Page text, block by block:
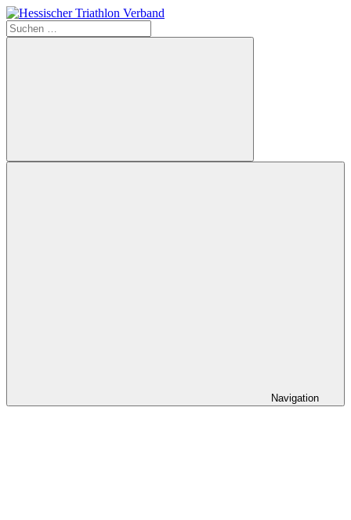
Zum
Inhalt
springen
Hessischer
Suchen
nach:
Suchen
Navigation